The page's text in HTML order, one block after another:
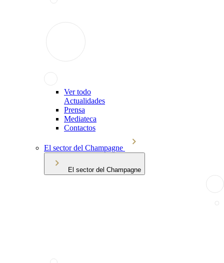
Ver todo
Actualidades
Prensa
Mediateca
Contactos
El sector del Champagne
El sector del Champagne